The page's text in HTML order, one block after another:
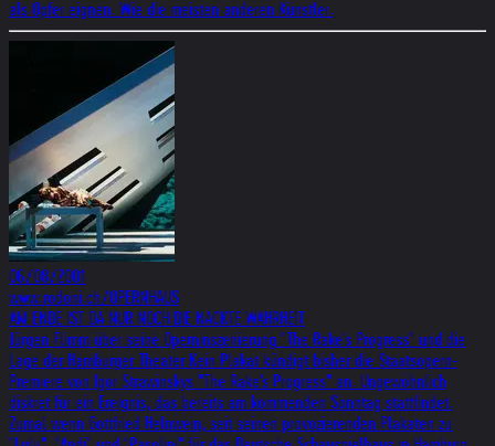
als Opfer eignen. Wie die meisten anderen Künstler.
06/08/2001
www.rodoni.ch/OPERNHAUS
AM ENDE IST DA NUR NOCH DIE NACKTE WAHRHEIT
Jürgen Flimm über seine Operninszenierung "The Rake's Progress" und die
Lage der Hamburger Theater Kein Plakat kündigt bisher die Staatsopern-
Premiere von Igor Strawinskys "The Rake's Progress" an. Ungewöhnlich
diskret für ein Ereignis, das bereits am kommenden Sonntag stattfindet.
Zumal wenn Gottfried Helnwein, seit seinen provozierenden Plakaten zu